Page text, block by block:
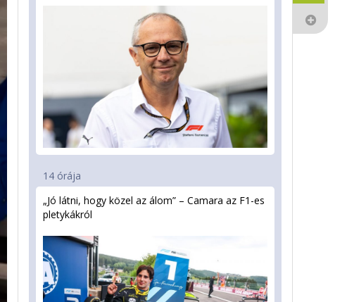
14 órája
„Jó látni, hogy közel az álom” – Camara az F1-es
pletykákról